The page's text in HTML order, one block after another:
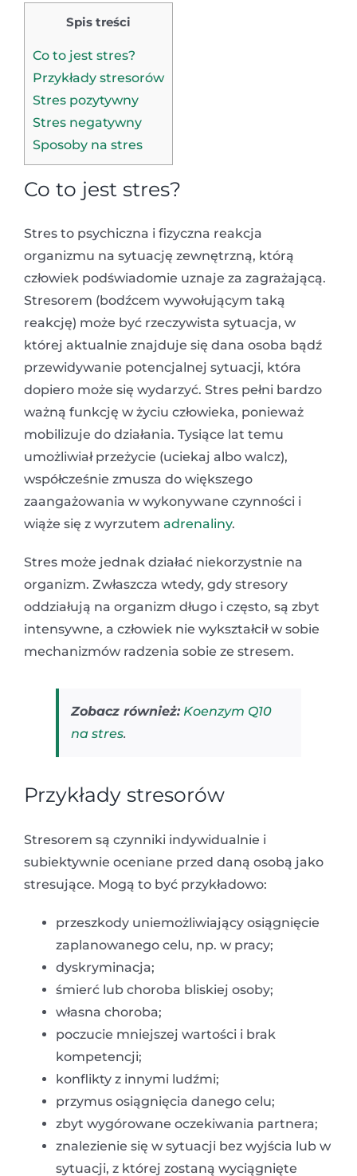
Spis treści
Co to jest stres?
Przykłady stresorów
Stres pozytywny
Stres negatywny
Sposoby na stres
Co to jest stres?
Stres to psychiczna i fizyczna reakcja
organizmu na sytuację zewnętrzną, którą
człowiek podświadomie uznaje za zagrażającą.
Stresorem (bodźcem wywołującym taką
reakcję) może być rzeczywista sytuacja, w
której aktualnie znajduje się dana osoba bądź
przewidywanie potencjalnej sytuacji, która
dopiero może się wydarzyć. Stres pełni bardzo
ważną funkcję w życiu człowieka, ponieważ
mobilizuje do działania. Tysiące lat temu
umożliwiał przeżycie (uciekaj albo walcz),
współcześnie zmusza do większego
zaangażowania w wykonywane czynności i
wiąże się z wyrzutem adrenaliny.
Stres może jednak działać niekorzystnie na
organizm. Zwłaszcza wtedy, gdy stresory
oddziałują na organizm długo i często, są zbyt
intensywne, a człowiek nie wykształcił w sobie
mechanizmów radzenia sobie ze stresem.
Zobacz również: Koenzym Q10
na stres.
Przykłady stresorów
Stresorem są czynniki indywidualnie i
subiektywnie oceniane przed daną osobą jako
stresujące. Mogą to być przykładowo:
przeszkody uniemożliwiający osiągnięcie
zaplanowanego celu, np. w pracy;
dyskryminacja;
śmierć lub choroba bliskiej osoby;
własna choroba;
poczucie mniejszej wartości i brak
kompetencji;
konflikty z innymi ludźmi;
przymus osiągnięcia danego celu;
zbyt wygórowane oczekiwania partnera;
znalezienie się w sytuacji bez wyjścia lub w
sytuacji, z której zostaną wyciągnięte